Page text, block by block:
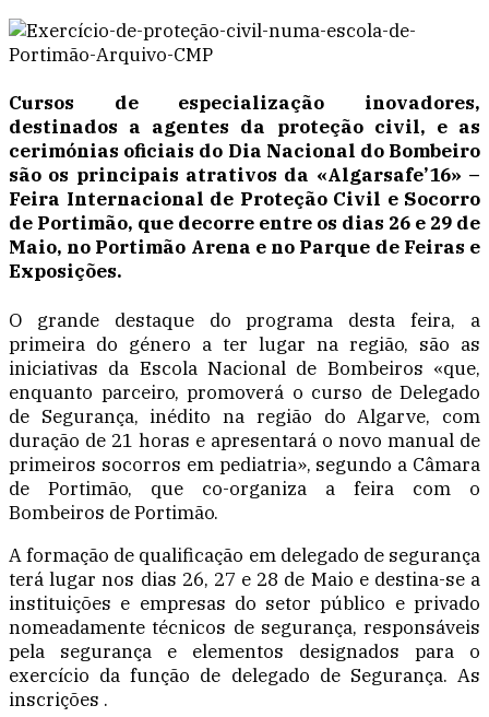
Cursos de especialização inovadores,
destinados a agentes da proteção civil, e as
cerimónias oficiais do Dia Nacional do Bombeiro
são os principais atrativos da «Algarsafe’16» –
Feira Internacional de Proteção Civil e Socorro
de Portimão, que decorre entre os dias 26 e 29 de
Maio, no Portimão Arena e no Parque de Feiras e
Exposições.
O grande destaque do programa desta feira, a
primeira do género a ter lugar na região, são as
iniciativas da Escola Nacional de Bombeiros «que,
enquanto parceiro, promoverá o curso de Delegado
de Segurança, inédito na região do Algarve, com
duração de 21 horas e apresentará o novo manual de
primeiros socorros em pediatria», segundo a Câmara
de Portimão, que co-organiza a feira com o
Bombeiros de Portimão.
A formação de qualificação em delegado de segurança
terá lugar nos dias 26, 27 e 28 de Maio e destina-se a
instituições e empresas do setor público e privado
nomeadamente técnicos de segurança, responsáveis
pela segurança e elementos designados para o
exercício da função de delegado de Segurança. As
inscrições .